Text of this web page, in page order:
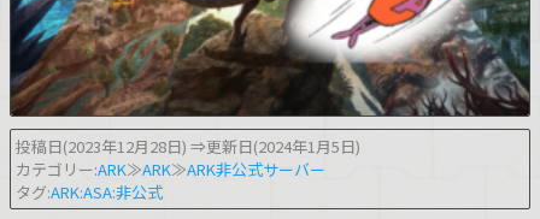
投稿日(2023年12月28日) ⇒更新日(2024年1月5日)
カテゴリー:ARK≫ARK≫ARK非公式サーバー
タグ:ARK:ASA:非公式